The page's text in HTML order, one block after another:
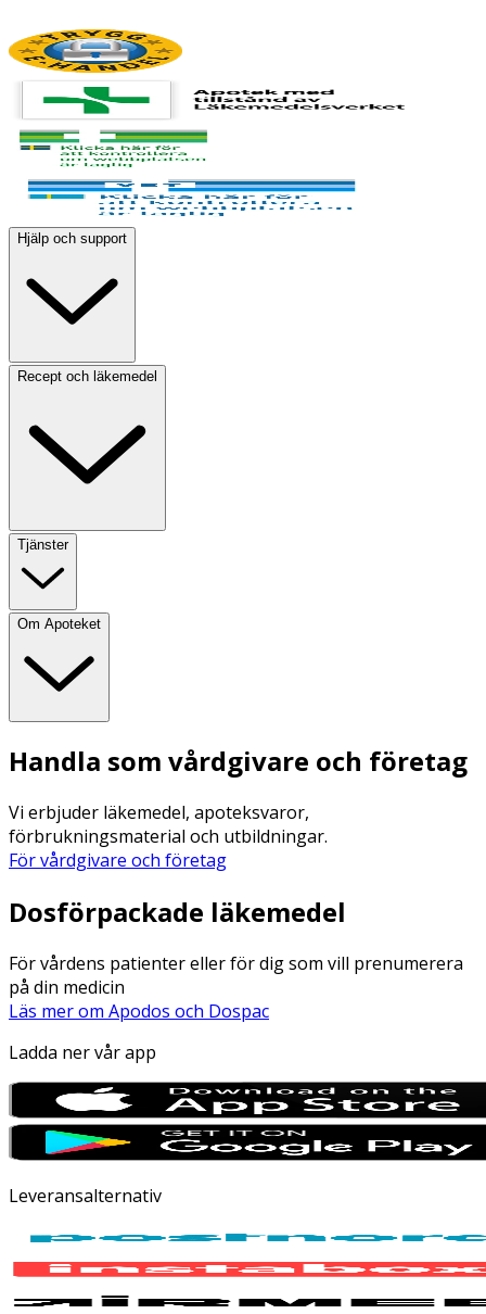
Hjälp och support
Recept och läkemedel
Tjänster
Om Apoteket
Handla som vårdgivare och företag
Vi erbjuder läkemedel, apoteksvaror,
förbrukningsmaterial och utbildningar.
För vårdgivare och företag
Dosförpackade läkemedel
För vårdens patienter eller för dig som vill prenumerera
på din medicin
Läs mer om Apodos och Dospac
Ladda ner vår app
Leveransalternativ